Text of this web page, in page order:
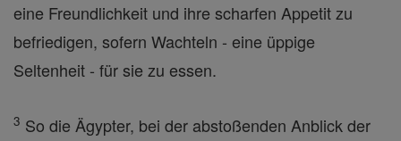
eine Freundlichkeit und ihre scharfen Appetit zu
befriedigen, sofern Wachteln - eine üppige
Seltenheit - für sie zu essen.
3 So die Ägypter, bei der abstoßenden Anblick der